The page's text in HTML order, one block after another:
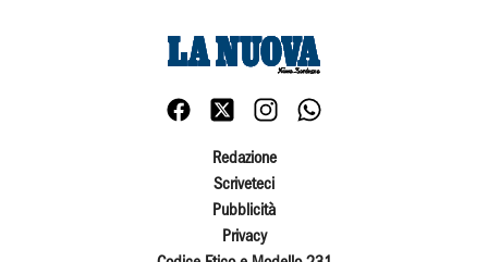
Redazione
Scriveteci
Pubblicità
Privacy